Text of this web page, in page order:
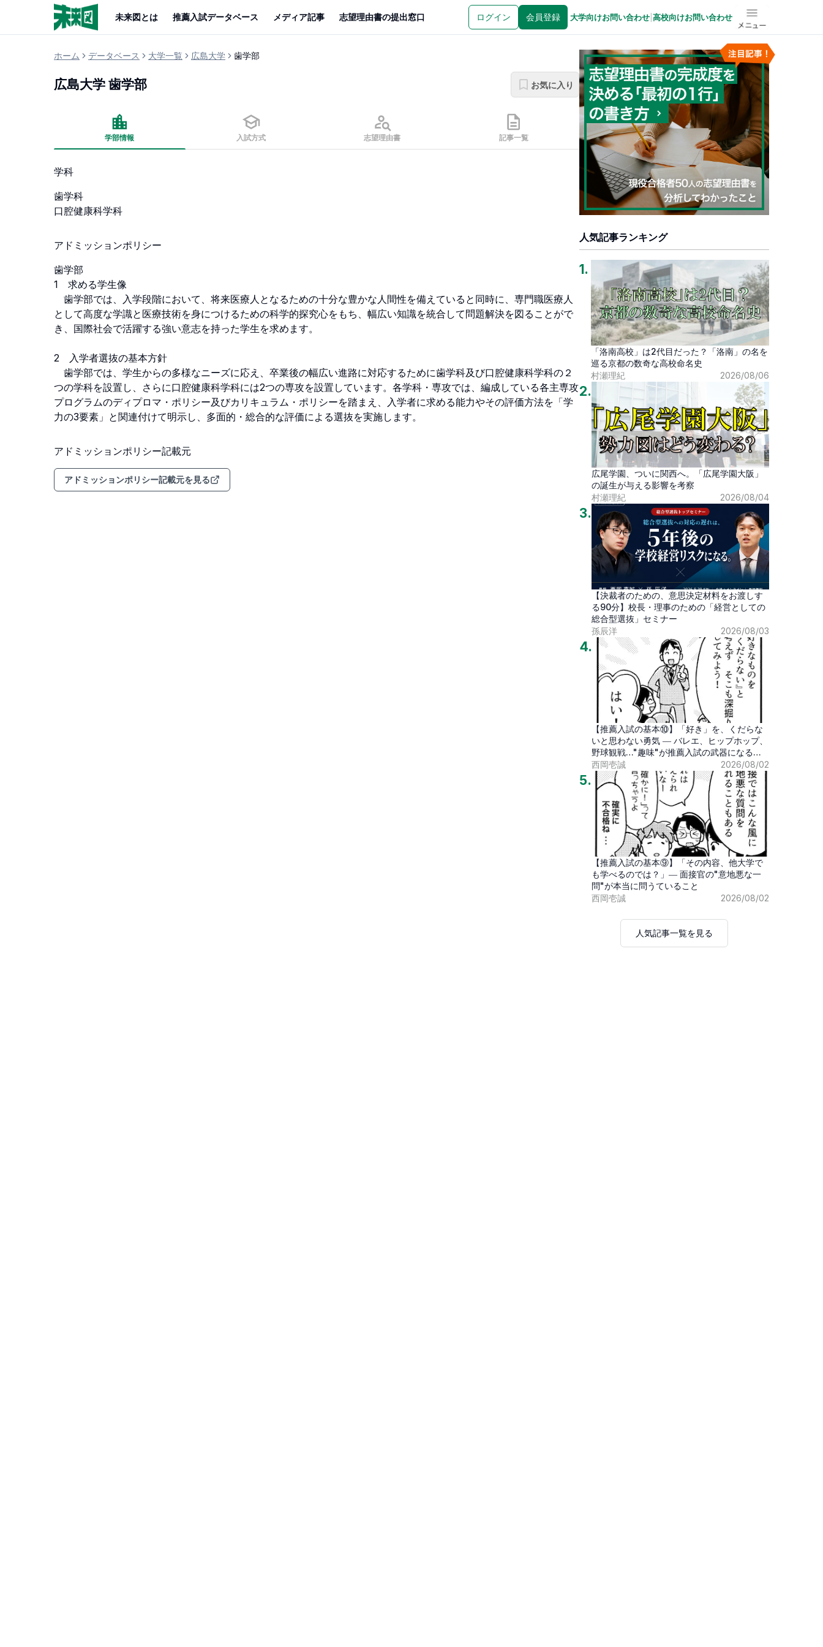
未来図とは 推薦入試データベース メディア記事 志望理由書の提出窓口 ログイン 会員登録 大学向けお問い合わせ 高校向けお問い合わせ メニュー
ホーム データベース 大学一覧 広島大学 歯学部
広島大学 歯学部 お気に入り
学部情報 入試方式 志望理由書 記事一覧
学科
歯学科
口腔健康科学科
アドミッションポリシー
歯学部
1　求める学生像
歯学部では、入学段階において、将来医療人となるための十分な豊かな人間性を備えていると同時に、専門職医療人
として高度な学識と医療技術を身につけるための科学的探究心をもち、幅広い知識を統合して問題解決を図ることがで
き、国際社会で活躍する強い意志を持った学生を求めます。
2　入学者選抜の基本方針
歯学部では、学生からの多様なニーズに応え、卒業後の幅広い進路に対応するために歯学科及び口腔健康科学科の２
つの学科を設置し、さらに口腔健康科学科には2つの専攻を設置しています。各学科・専攻では、編成している各主専攻
プログラムのディプロマ・ポリシー及びカリキュラム・ポリシーを踏まえ、入学者に求める能力やその評価方法を「学
力の3要素」と関連付けて明示し、多面的・総合的な評価による選抜を実施します。
アドミッションポリシー記載元
アドミッションポリシー記載元を見る
人気記事ランキング
1.
「洛南高校」は2代目だった？「洛南」の名を
巡る京都の数奇な高校命名史
村瀬理紀
2026/08/06
2.
広尾学園、ついに関西へ。「広尾学園大阪」
の誕生が与える影響を考察
村瀬理紀
2026/08/04
3.
【決裁者のための、意思決定材料をお渡しす
る90分】校長・理事のための「経営としての
総合型選抜」セミナー
孫辰洋
2026/08/03
4.
【推薦入試の基本⑩】「好き」を、くだらな
いと思わない勇気 ― バレエ、ヒップホップ、
野球観戦…"趣味"が推薦入試の武器になる時
代
西岡壱誠 2026/08/02
5.
【推薦入試の基本⑨】「その内容、他大学で
も学べるのでは？」― 面接官の"意地悪な一
問"が本当に問うていること
西岡壱誠
2026/08/02
人気記事一覧を見る